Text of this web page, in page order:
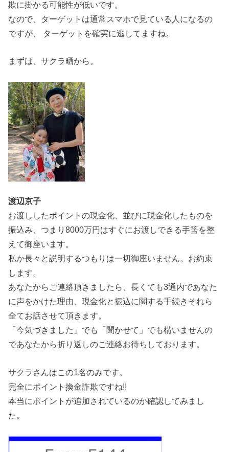
欺に掛かる可能性が低いです。
なので、ターゲットは通常スマホで見ている人になるの
ですが、 ターゲットを確実に逃してますね。
まずは、サクラ晒から。
渡辺京子
お渡ししたポイントの現金化、並びに現金化したものを
振込み、つまり8000万円はすぐにお渡しできる手筈を整
えて御座います。
私か長々と説明するつもりは一切御座いません。お約束
します。
あなたからご連絡頂きましたら、長くても3通内であなた
に声をかけた理由、現金化と振込に関する手続きそれら
全てお話させて頂きます。
「今気づきました」でも「聞かせて」でも構いませんの
であなたから折り返しのご連絡お待ちしております。
サクラさんはこの1名のみです。
完全にポイント換金詐欺ですね!!
本当にポイントが追加されているのか確認してみまし
た。